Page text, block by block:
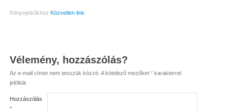
Könyvjelzőkhöz Közvetlen link
Vélemény, hozzászólás?
Az e-mail címet nem tesszük közzé. A kötelező mezőket *karakterrel
jelöltük
Hozzászólás
*